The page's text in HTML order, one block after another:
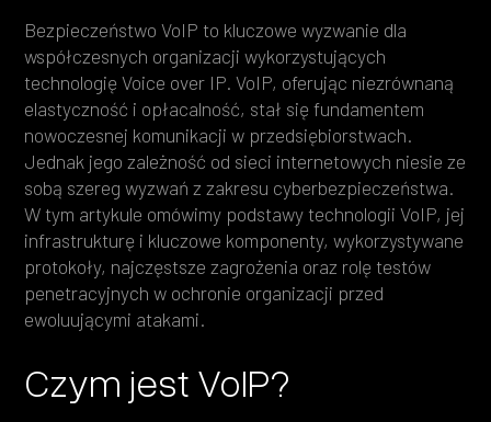
Bezpieczeństwo VoIP to kluczowe wyzwanie dla
współczesnych organizacji wykorzystujących
technologię Voice over IP. VoIP, oferując niezrównaną
elastyczność i opłacalność, stał się fundamentem
nowoczesnej komunikacji w przedsiębiorstwach.
Jednak jego zależność od sieci internetowych niesie ze
sobą szereg wyzwań z zakresu cyberbezpieczeństwa.
W tym artykule omówimy podstawy technologii VoIP, jej
infrastrukturę i kluczowe komponenty, wykorzystywane
protokoły, najczęstsze zagrożenia oraz rolę testów
penetracyjnych w ochronie organizacji przed
ewoluującymi atakami.
Czym jest VoIP?